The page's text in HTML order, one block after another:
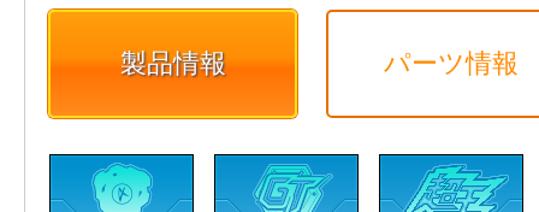
製品情報 パーツ情報